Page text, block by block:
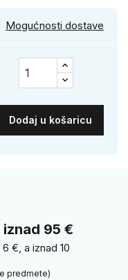
Mogućnosti dostave
Dodaj u košaricu
95 €
€, a iznad 10
predmete)